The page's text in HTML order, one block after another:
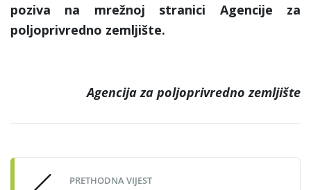
poziva na mrežnoj stranici Agencije za
poljoprivredno zemljište.
Agencija za poljoprivredno zemljište
navigation
PRETHODNA VIJEST